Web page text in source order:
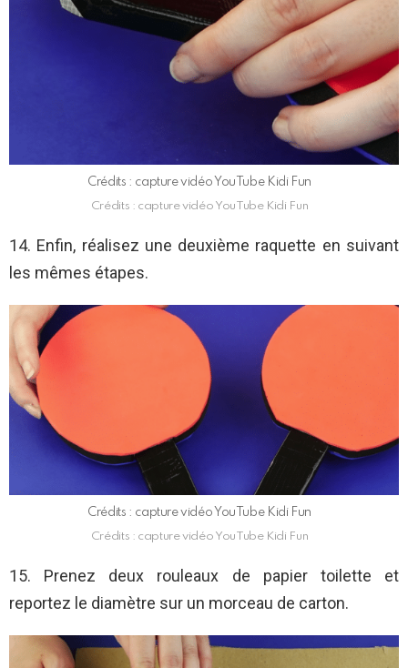
Crédits : capture vidéo YouTube Kidi Fun
Crédits : capture vidéo YouTube Kidi Fun
14. Enfin, réalisez une deuxième raquette en suivant
les mêmes étapes.
Crédits : capture vidéo YouTube Kidi Fun
Crédits : capture vidéo YouTube Kidi Fun
15. Prenez deux rouleaux de papier toilette et
reportez le diamètre sur un morceau de carton.